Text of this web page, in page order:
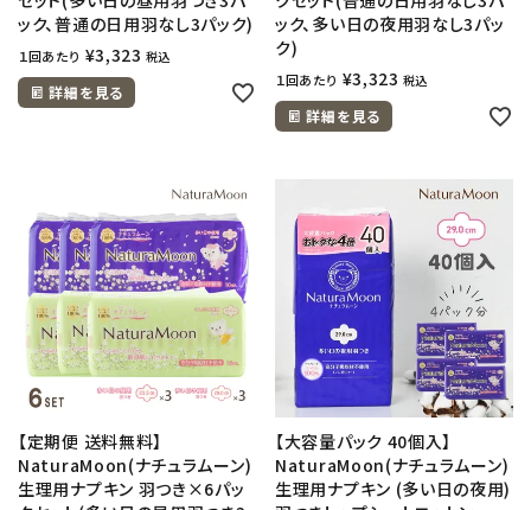
ック、普通の日用羽なし3パック)
１回あたり ¥3,323 税込
詳細を見る
ック、多い日の夜用羽なし3パッ
ク)
１回あたり ¥3,323 税込
詳細を見る
【定期便 送料無料】
NaturaMoon(ナチュラムーン)
生理用ナプキン 羽つき×6パッ
【大容量パック 40個入】
NaturaMoon(ナチュラムーン)
生理用ナプキン (多い日の夜用)